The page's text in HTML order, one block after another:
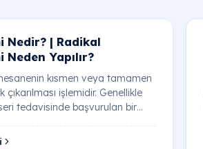
Nedir? | Radikal
Yapılır?
kısmen veya tamamen
işlemidir. Genellikle
tedavisinde başvurulan bir